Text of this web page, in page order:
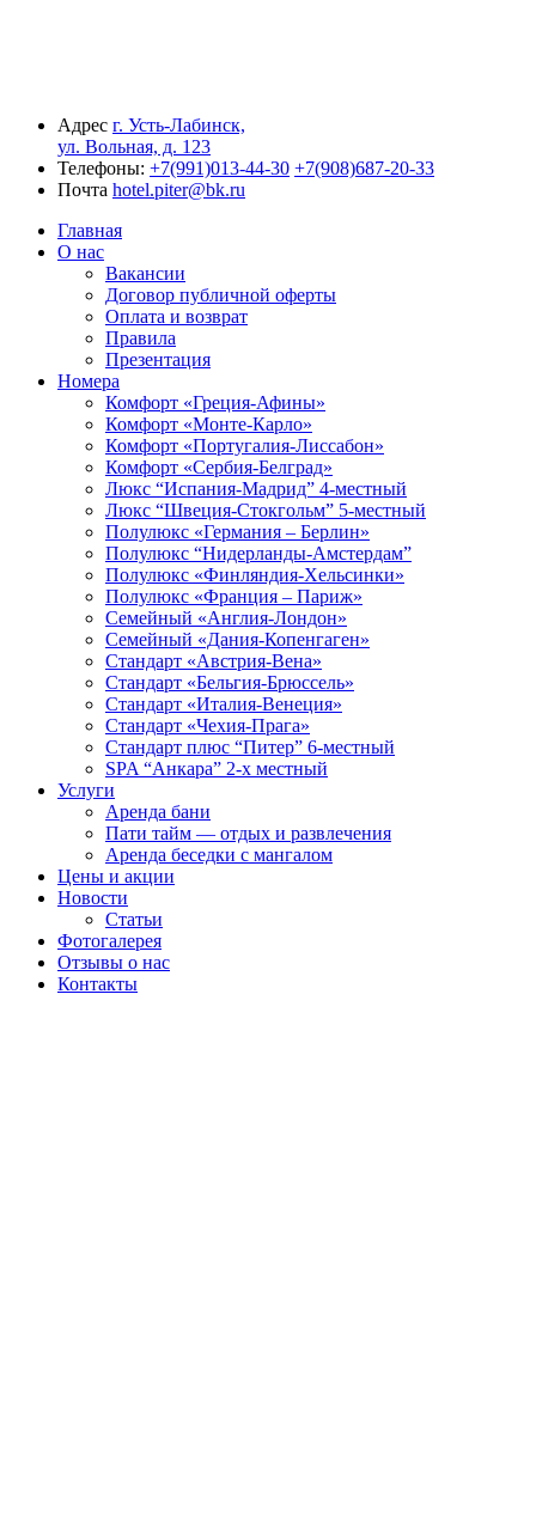
Адрес г. Усть-Лабинск,
ул. Вольная, д. 123
Телефоны: ‪+7(991)013-44-30‬ +7(908)687-20-33
Почта hotel.piter@bk.ru
Главная
О нас
Вакансии
Договор публичной оферты
Оплата и возврат
Правила
Презентация
Номера
Комфорт «Греция-Афины»
Комфорт «Монте-Карло»
Комфорт «Португалия-Лиссабон»
Комфорт «Сербия-Белград»
Люкс “Испания-Мадрид” 4-местный
Люкс “Швеция-Стокгольм” 5-местный
Полулюкс «Германия – Берлин»
Полулюкс “Нидерланды-Амстердам”
Полулюкс «Финляндия-Хельсинки»
Полулюкс «Франция – Париж»
Семейный «Англия-Лондон»
Семейный «Дания-Копенгаген»
Стандарт «Австрия-Вена»
Стандарт «Бельгия-Брюссель»
Стандарт «Италия-Венеция»
Стандарт «Чехия-Прага»
Стандарт плюс “Питер” 6-местный
SPA “Анкaра” 2-х местный
Услуги
Аренда бани
Пати тайм — отдых и развлечения
Аренда беседки с мангалом
Цены и акции
Новости
Статьи
Фотогалерея
Отзывы о нас
Контакты